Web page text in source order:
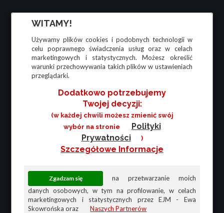
WITAMY!
Używamy plików cookies i podobnych technologii w
celu poprawnego świadczenia usług oraz w celach
marketingowych i statystycznych. Możesz określić
warunki przechowywania takich plików w ustawieniach
przeglądarki.
Dodatkowo potrzebujemy
Twojej decyzji:
(w każdej chwili możesz zmienić swój
wybór na stronie
Polityki
Prywatności
)
Szczegółowe Informacje
na przetwarzanie moich
danych osobowych, w tym na profilowanie, w celach
marketingowych i statystycznych przez EJM - Ewa
Skowrońska oraz
Naszych Partnerów